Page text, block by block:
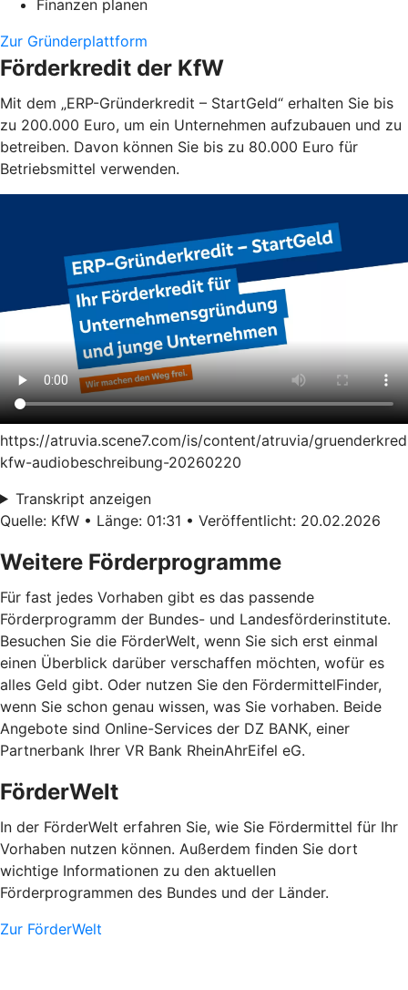
Finanzen planen
Zur Gründerplattform
Förderkredit der KfW
Mit dem „ERP-Gründerkredit – StartGeld“ erhalten Sie bis
zu 200.000 Euro, um ein Unternehmen aufzubauen und zu
betreiben. Davon können Sie bis zu 80.000 Euro für
Betriebsmittel verwenden.
https://atruvia.scene7.com/is/content/atruvia/
kfw-audiobeschreibung-20260220
Transkript anzeigen
Quelle: KfW • Länge: 01:31 • Veröffentlicht: 20.02.2026
Weitere Förderprogramme
Für fast jedes Vorhaben gibt es das passende
Förderprogramm der Bundes- und Landesförderinstitute.
Besuchen Sie die FörderWelt, wenn Sie sich erst einmal
einen Überblick darüber verschaffen möchten, wofür es
alles Geld gibt. Oder nutzen Sie den FördermittelFinder,
wenn Sie schon genau wissen, was Sie vorhaben. Beide
Angebote sind Online-Services der DZ BANK, einer
Partnerbank Ihrer VR Bank RheinAhrEifel eG.
FörderWelt
In der FörderWelt erfahren Sie, wie Sie Fördermittel für Ihr
Vorhaben nutzen können. Außerdem finden Sie dort
wichtige Informationen zu den aktuellen
Förderprogrammen des Bundes und der Länder.
Zur FörderWelt